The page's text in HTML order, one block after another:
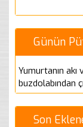
Günün
Yumurtanın akı
buzdolabından
Son